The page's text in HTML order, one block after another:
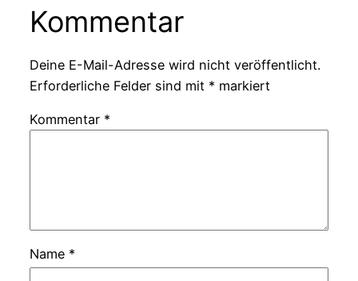
Kommentar
Deine E-Mail-Adresse wird nicht veröffentlicht.
Erforderliche Felder sind mit * markiert
Kommentar *
Name *